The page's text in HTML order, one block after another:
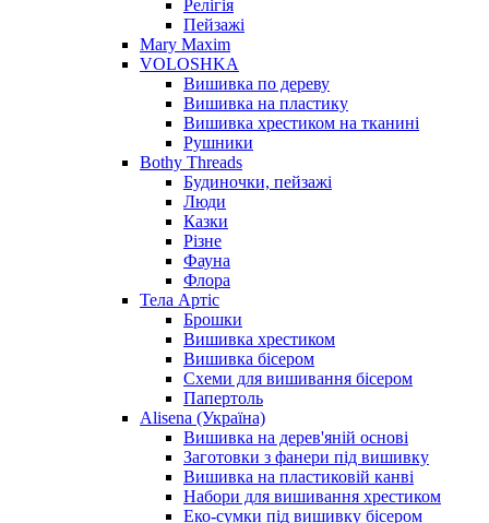
Релігія
Пейзажі
Mary Maxim
VOLOSHKA
Вишивка по дереву
Вишивка на пластику
Вишивка хрестиком на тканині
Рушники
Bothy Threads
Будиночки, пейзажі
Люди
Казки
Різне
Фауна
Флора
Тела Артіс
Брошки
Вишивка хрестиком
Вишивка бісером
Схеми для вишивання бісером
Папертоль
Alisena (Україна)
Вишивка на дерев'яній основі
Заготовки з фанери під вишивку
Вишивка на пластиковій канві
Набори для вишивання хрестиком
Еко-сумки під вишивку бісером